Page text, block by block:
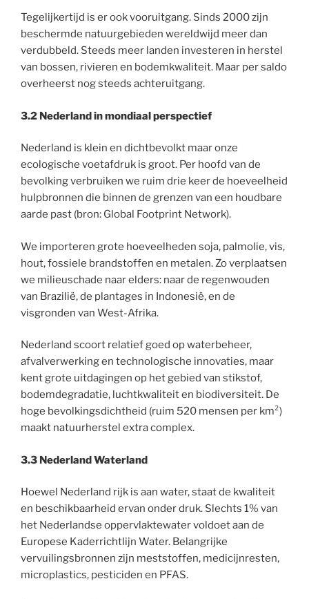
Tegelijkertijd is er ook vooruitgang. Sinds 2000 zijn
beschermde natuurgebieden wereldwijd meer dan
verdubbeld. Steeds meer landen investeren in herstel
van bossen, rivieren en bodemkwaliteit. Maar per saldo
overheerst nog steeds achteruitgang.
3.2 Nederland in mondiaal perspectief
Nederland is klein en dichtbevolkt maar onze
ecologische voetafdruk is groot. Per hoofd van de
bevolking verbruiken we ruim drie keer de hoeveelheid
hulpbronnen die binnen de grenzen van een houdbare
aarde past (bron: Global Footprint Network).
We importeren grote hoeveelheden soja, palmolie, vis,
hout, fossiele brandstoffen en metalen. Zo verplaatsen
we milieuschade naar elders: naar de regenwouden
van Brazilië, de plantages in Indonesië, en de
visgronden van West-Afrika.
Nederland scoort relatief goed op waterbeheer,
afvalverwerking en technologische innovaties, maar
kent grote uitdagingen op het gebied van stikstof,
bodemdegradatie, luchtkwaliteit en biodiversiteit. De
hoge bevolkingsdichtheid (ruim 520 mensen per km²)
maakt natuurherstel extra complex.
3.3 Nederland Waterland
Hoewel Nederland rijk is aan water, staat de kwaliteit
en beschikbaarheid ervan onder druk. Slechts 1% van
het Nederlandse oppervlaktewater voldoet aan de
Europese Kaderrichtlijn Water. Belangrijke
vervuilingsbronnen zijn meststoffen, medicijnresten,
microplastics, pesticiden en PFAS.